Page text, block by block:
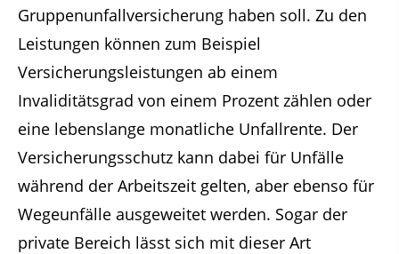
Gruppenunfallversicherung haben soll. Zu den
Leistungen können zum Beispiel
Versicherungsleistungen ab einem
Invaliditätsgrad von einem Prozent zählen oder
eine lebenslange monatliche Unfallrente. Der
Versicherungsschutz kann dabei für Unfälle
während der Arbeitszeit gelten, aber ebenso für
Wegeunfälle ausgeweitet werden. Sogar der
private Bereich lässt sich mit dieser Art